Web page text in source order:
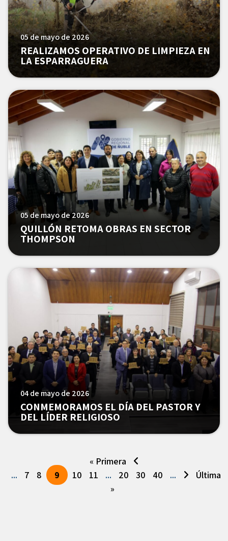
05 de mayo de 2026
REALIZAMOS OPERATIVO DE LIMPIEZA EN
LA ESPARRAGUERA
05 de mayo de 2026
QUILLÓN RETOMA OBRAS EN SECTOR
THOMPSON
04 de mayo de 2026
CONMEMORAMOS EL DÍA DEL PASTOR Y
DEL LÍDER RELIGIOSO
« Primera
...
7 8 9 10 11 ... 20 30 40 ...
Última
»